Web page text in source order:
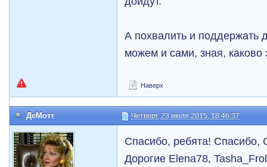
А похвалить и поддержать
можем и сами, зная, каково
Наверх
ДеМотт Четверг, 23 июля 2015, 18:46:37
Спасибо, ребята! Спасибо,
Дорогие Elena78,